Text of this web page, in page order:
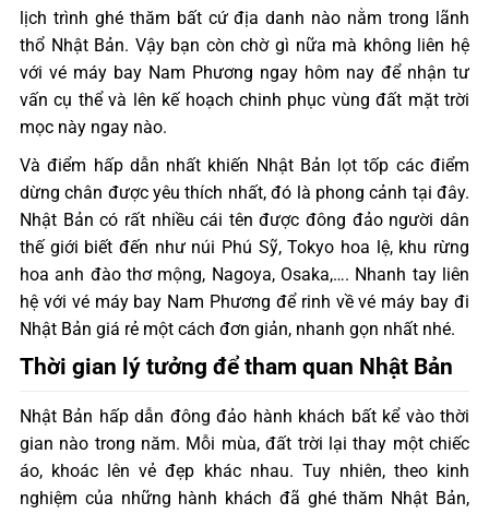
lịch trình ghé thăm bất cứ địa danh nào nằm trong lãnh
thổ Nhật Bản. Vậy bạn còn chờ gì nữa mà không liên hệ
với vé máy bay Nam Phương ngay hôm nay để nhận tư
vấn cụ thể và lên kế hoạch chinh phục vùng đất mặt trời
mọc này ngay nào.
Và điểm hấp dẫn nhất khiến Nhật Bản lọt tốp các điểm
dừng chân được yêu thích nhất, đó là phong cảnh tại đây.
Nhật Bản có rất nhiều cái tên được đông đảo người dân
thế giới biết đến như núi Phú Sỹ, Tokyo hoa lệ, khu rừng
hoa anh đào thơ mộng, Nagoya, Osaka,…. Nhanh tay liên
hệ với vé máy bay Nam Phương để rinh về vé máy bay đi
Nhật Bản giá rẻ một cách đơn giản, nhanh gọn nhất nhé.
Thời gian lý tưởng để tham quan Nhật Bản
Nhật Bản hấp dẫn đông đảo hành khách bất kể vào thời
gian nào trong năm. Mỗi mùa, đất trời lại thay một chiếc
áo, khoác lên vẻ đẹp khác nhau. Tuy nhiên, theo kinh
nghiệm của những hành khách đã ghé thăm Nhật Bản,